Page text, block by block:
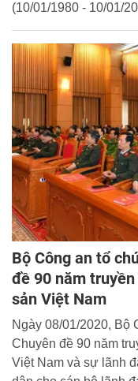
(10/01/1980 - 10/01/
viên Trung ương
trưởng Bộ Công an
Bộ Công an tổ
đề 90 năm
sản Việt Nam
Ngày 08/01/2020, Bộ
Chuyên đề 90 năm
Việt Nam và sự lãnh